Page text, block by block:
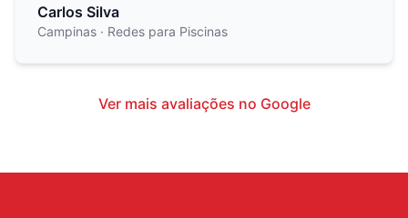
Carlos Silva
Campinas · Redes para Piscinas
Ver mais avaliações no Google